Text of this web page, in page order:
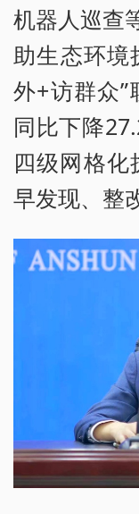
机器人巡查
助生态环境
外+访群众
同比下降
四级网格
早发现、整